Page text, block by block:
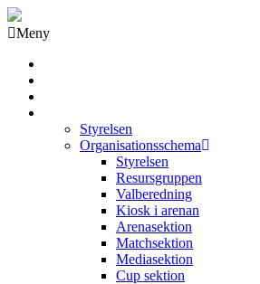
Meny
Styrelsen
Organisationsschema
Styrelsen
Resursgruppen
Valberedning
Kiosk i arenan
Arenasektion
Matchsektion
Mediasektion
Cup sektion